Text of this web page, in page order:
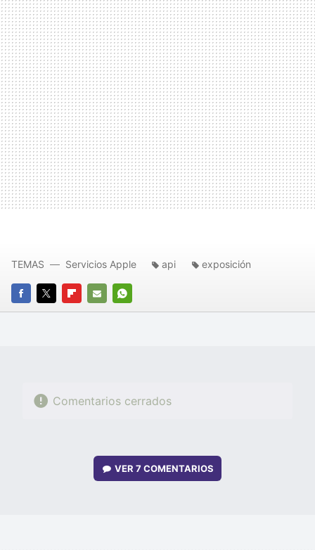
FACEBOOK
TWITTERFLIPBOARD
E-
WHATSAPP
TEMAS Servicios Apple api exposición
Comentarios cerrados
VER7 COMENTARIOS